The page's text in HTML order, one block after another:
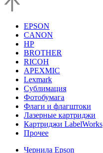
EPSON
CANON
HP
BROTHER
RICOH
APEXMIC
Lexmark
Сублимация
Фотобумага
Флаги и флагштоки
Лазерные картриджи
Картриджи LabelWorks
Прочее
Чернила Epson